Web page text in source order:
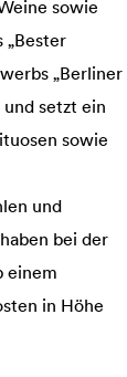
sowie
„Bester
„Berliner
setzt ein
sowie
und
bei der
einem
in Höhe